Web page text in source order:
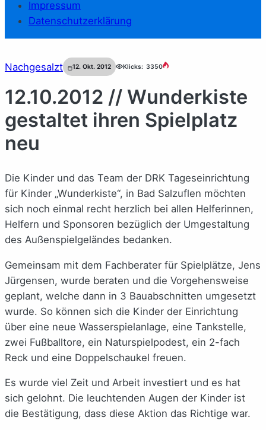
Impressum
Datenschutzerklärung
Nachgesalzt 12. Okt. 2012 Klicks: 3350
12.10.2012 // Wunderkiste
gestaltet ihren Spielplatz
neu
Die Kinder und das Team der DRK Tageseinrichtung
für Kinder „Wunderkiste“, in Bad Salzuflen möchten
sich noch einmal recht herzlich bei allen Helferinnen,
Helfern und Sponsoren bezüglich der Umgestaltung
des Außenspielgeländes bedanken.
Gemeinsam mit dem Fachberater für Spielplätze, Jens
Jürgensen, wurde beraten und die Vorgehensweise
geplant, welche dann in 3 Bauabschnitten umgesetzt
wurde. So können sich die Kinder der Einrichtung
über eine neue Wasserspielanlage, eine Tankstelle,
zwei Fußballtore, ein Naturspielpodest, ein 2-fach
Reck und eine Doppelschaukel freuen.
Es wurde viel Zeit und Arbeit investiert und es hat
sich gelohnt. Die leuchtenden Augen der Kinder ist
die Bestätigung, dass diese Aktion das Richtige war.